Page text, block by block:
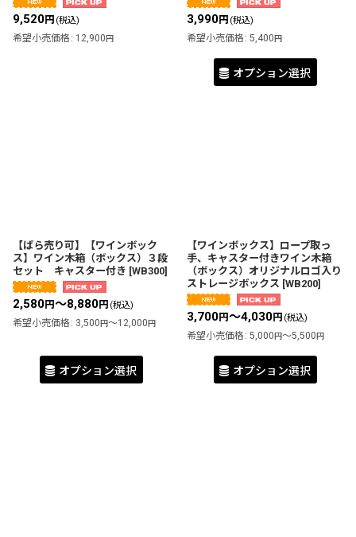
9,520円 (税込)
希望小売価格 : 12,900 円
3,990円 (税込)
希望小売価格 : 5,400 円
オプション選択
【ばら売り可】【ワインボック
ス】ワイン木箱（ボックス）３段
セット キャスター付き [WB300]
2,580円～8,880円 (税込)
希望小売価格 : 3,500 円～12,000 円
オプション選択
【ワインボックス】ロープ取っ
手、キャスター付きワイン木箱
（ボックス）オリジナルロゴ入り
ストレージボックス [WB200]
3,700円～4,030円 (税込)
希望小売価格 : 5,000 円～5,500 円
オプション選択